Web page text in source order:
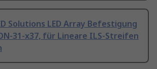
Solutions LED Array Befestigung
31-x37, für Lineare ILS-Streifen